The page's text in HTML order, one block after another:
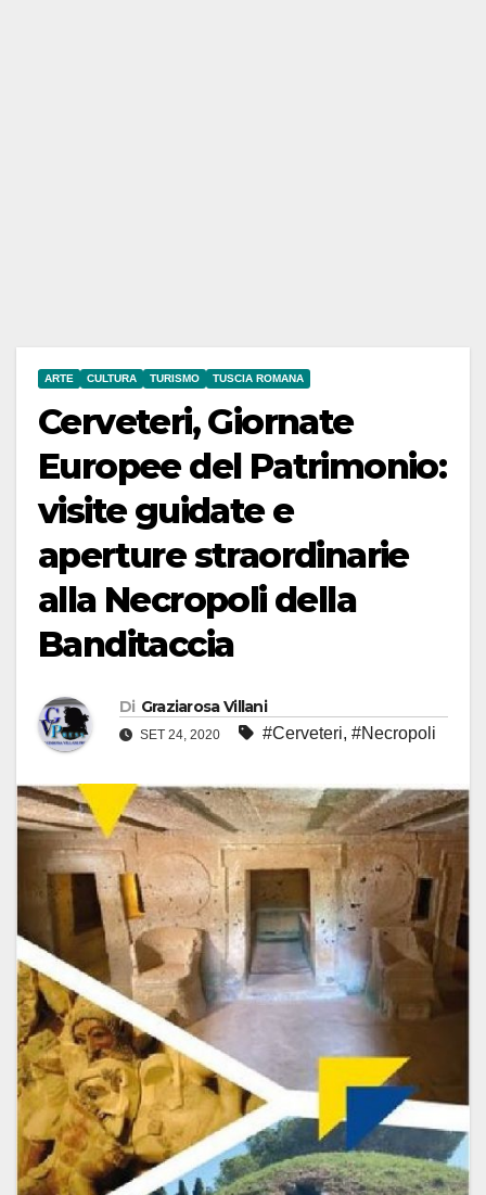
ARTE CULTURA TURISMO TUSCIA ROMANA
Cerveteri, Giornate
Europee del Patrimonio:
visite guidate e
aperture straordinarie
alla Necropoli della
Banditaccia
Di Graziarosa Villani
SET 24, 2020 #Cerveteri, #Necropoli